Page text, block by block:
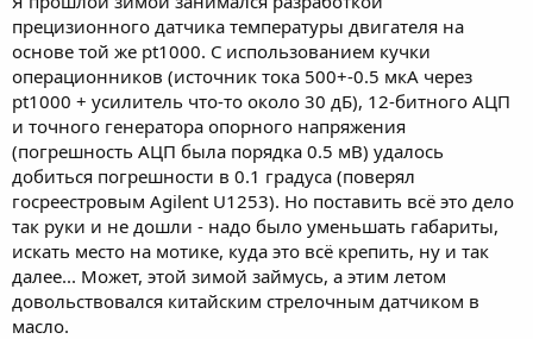
прецизионного датчика температуры двигателя на
основе той же pt1000. С использованием кучки
операционников (источник тока 500+-0.5 мкА через
pt1000 + усилитель что-то около 30 дБ), 12-битного АЦП
и точного генератора опорного напряжения
(погрешность АЦП была порядка 0.5 мВ) удалось
добиться погрешности в 0.1 градуса (поверял
госреестровым Agilent U1253). Но поставить всё это дело
так руки и не дошли - надо было уменьшать габариты,
искать место на мотике, куда это всё крепить, ну и так
далее... Может, этой зимой займусь, а этим летом
довольствовался китайским стрелочным датчиком в
масло.